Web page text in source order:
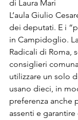
di Laura Mari
L’aula Giulio
dei deputati. E i
in Campidoglio.
Radicali di Roma,
consiglieri
utilizzare un solo
usano dieci, in
preferenza anche
assenti e